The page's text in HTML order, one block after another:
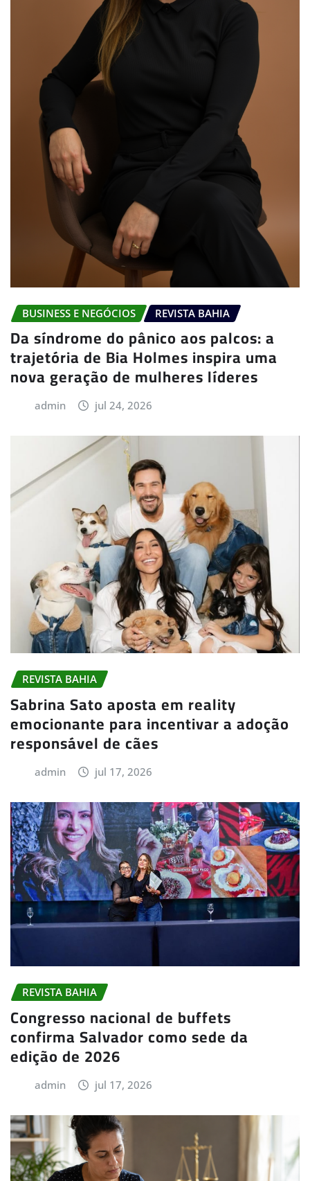
BUSINESS E NEGÓCIOS REVISTA BAHIA
Da síndrome do pânico aos palcos: a
trajetória de Bia Holmes inspira uma
nova geração de mulheres líderes
admin jul 24, 2026
REVISTA BAHIA
Sabrina Sato aposta em reality
emocionante para incentivar a adoção
responsável de cães
admin jul 17, 2026
REVISTA BAHIA
Congresso nacional de buffets
confirma Salvador como sede da
edição de 2026
admin jul 17, 2026